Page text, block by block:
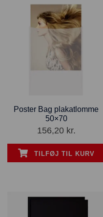
Poster Bag plakatlomme
50×70
156,20 kr.
TILFØJ TIL KURV